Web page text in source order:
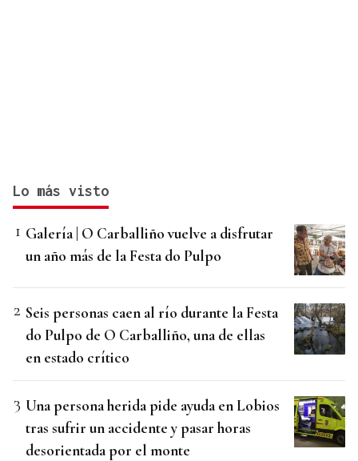
Lo más visto
Galería | O Carballiño vuelve a disfrutar
un año más de la Festa do Pulpo
Seis personas caen al río durante la Festa
do Pulpo de O Carballiño, una de ellas
en estado crítico
Una persona herida pide ayuda en Lobios
tras sufrir un accidente y pasar horas
desorientada por el monte